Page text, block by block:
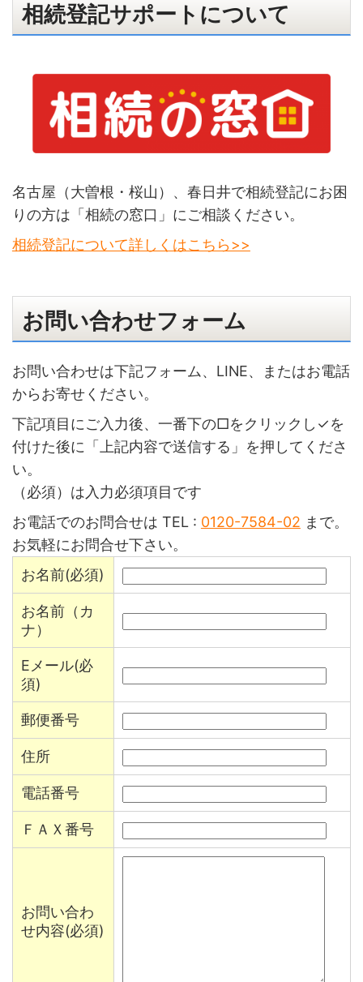
相続登記サポートについて
名古屋（大曽根・桜山）、春日井で相続登記にお困
りの方は「相続の窓口」にご相談ください。
相続登記について詳しくはこちら>>
お問い合わせフォーム
お問い合わせは下記フォーム、LINE、またはお電話
からお寄せください。
下記項目にご入力後、一番下の□をクリックし✓を
付けた後に「上記内容で送信する」を押してくださ
い。
（必須）は入力必須項目です
お電話でのお問合せは TEL : 0120-7584-02 まで。
お気軽にお問合せ下さい。
お名前(必須)
お名前（カ
ナ）
Eメール(必
須)
郵便番号
住所
電話番号
ＦＡＸ番号
お問い合わ
せ内容(必須)